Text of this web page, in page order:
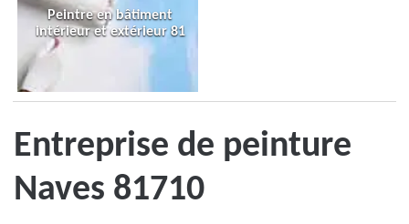
Peintre en bâtiment
intérieur et extérieur 81
Entreprise de peinture
Naves 81710